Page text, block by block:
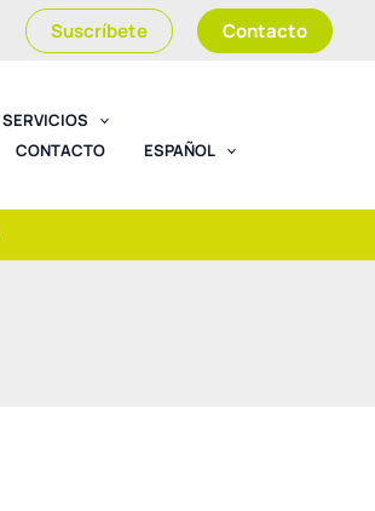
Suscríbete Contacto
SERVICIOS
CONTACTO ESPAÑOL